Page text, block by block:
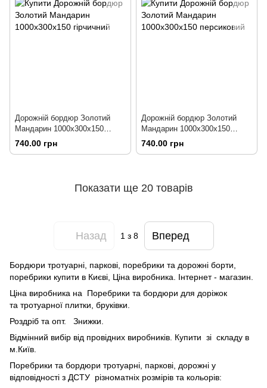
Дорожній бордюр Золотий
Мандарин 1000х300х150
гірчичний
740.00 грн
Дорожній бордюр Золотий
Мандарин 1000х300х150
персиковий
740.00 грн
Показати ще 20 товарів
Назад 1з 8 Вперед
Бордюри тротуарні, паркові, поребрики та дорожні борти,
поребрики купити в Києві, Ціна виробника. Інтернет - магазин.
Ціна виробника на Поребрики та бордюри для доріжок
та тротуарної плитки, бруківки.
Роздріб та опт. Знижки.
Відмінний вибір від провідних виробників. Купити зі складу в
м.Київ.
Поребрики та бордюри тротуарні, паркові, дорожні у
відповідності з ДСТУ різноматніх розмірів та кольорів: